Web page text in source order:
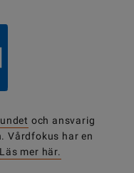
och ansvarig
Vårdfokus har en
Läs mer här.